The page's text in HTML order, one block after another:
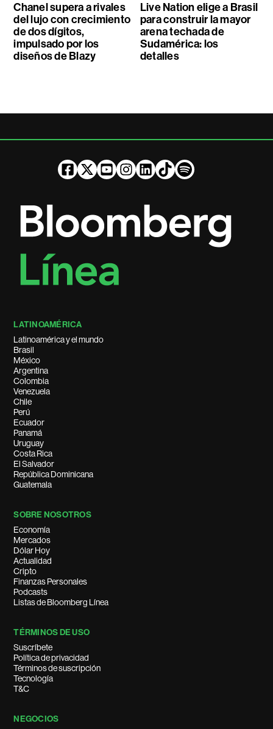
Chanel supera a rivales
del lujo con crecimiento
de dos dígitos,
impulsado por los
diseños de Blazy
Live Nation elige a Brasil
para construir la mayor
arena techada de
Sudamérica: los
detalles
LATINOAMÉRICA
Latinoamérica y el mundo
Brasil
México
Argentina
Colombia
Venezuela
Chile
Perú
Ecuador
Panamá
Uruguay
Costa Rica
El Salvador
República Dominicana
Guatemala
SOBRE NOSOTROS
Economía
Mercados
Dólar Hoy
Actualidad
Cripto
Finanzas Personales
Podcasts
Listas de Bloomberg Línea
TÉRMINOS DE USO
Suscríbete
Política de privacidad
Términos de suscripción
Tecnología
T&C
NEGOCIOS